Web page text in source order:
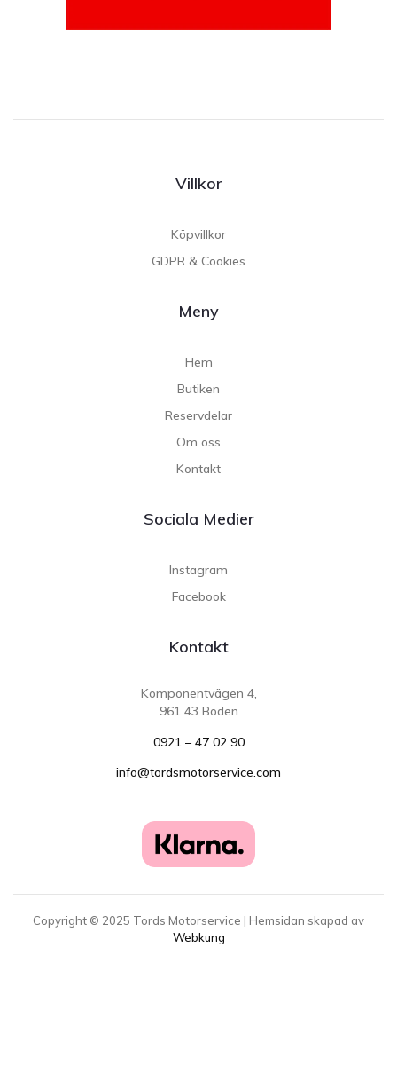
Villkor
Köpvillkor
GDPR & Cookies
Meny
Hem
Butiken
Reservdelar
Om oss
Kontakt
Sociala Medier
Instagram
Facebook
Kontakt
Komponentvägen 4,
961 43 Boden
0921 – 47 02 90
info@tordsmotorservice.com
Copyright © 2025 Tords Motorservice | Hemsidan skapad av
Webkung